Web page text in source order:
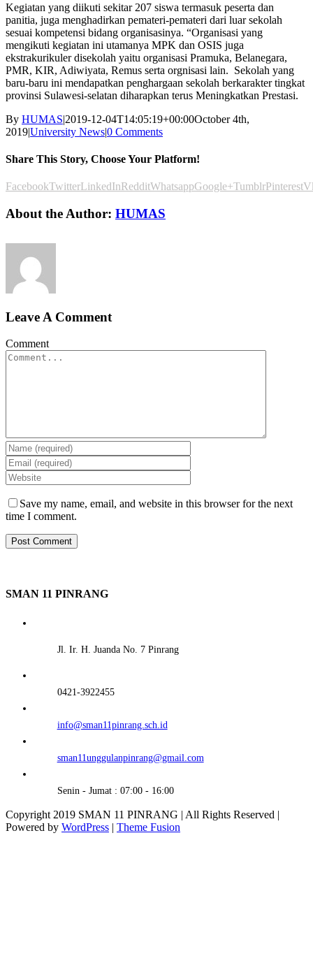
Kegiatan yang diikuti sekitar 207 siswa termasuk peserta dan
panitia, juga menghadirkan pemateri-pemateri dari luar sekolah
sesuai kompetensi bidang organisasinya. “Organisasi yang
mengikuti kegiatan ini utamanya MPK dan OSIS juga
ekstrakurikuler disekolah yaitu organisasi Pramuka, Belanegara,
PMR, KIR, Adiwiyata, Remus serta orgnisasi lain. Sekolah yang
baru-baru ini mendapatkan penghargaan sekolah berkarakter tingkat
provinsi Sulawesi-selatan diharapkan terus Meningkatkan Prestasi.
By HUMAS|2019-12-04T14:05:19+00:00October 4th,
2019|University News|0 Comments
Share This Story, Choose Your Platform!
FacebookTwitterLinkedInRedditWhatsappGoogle+TumblrPinterest
About the Author: HUMAS
Leave A Comment
Comment
Save my name, email, and website in this browser for the next
time I comment.
SMAN 11 PINRANG
Jl. Ir. H. Juanda No. 7 Pinrang
0421-3922455
info@sman11pinrang.sch.id
sman11unggulanpinrang@gmail.com
Senin - Jumat : 07:00 - 16:00
Copyright 2019 SMAN 11 PINRANG | All Rights Reserved |
Powered by WordPress | Theme Fusion